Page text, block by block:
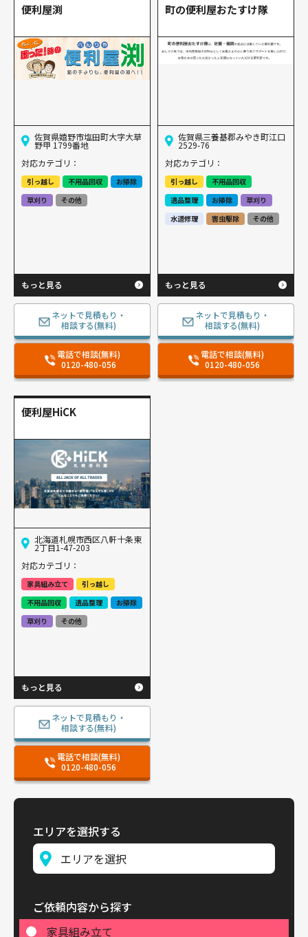
便利屋渕
佐賀県嬉野市塩田町大字大草
野甲 1799番地
対応カテゴリ：
引っ越し 不用品回収
お掃除
草刈り
その他
もっと見る
ネットで見積もり・
相談する(無料)
電話で相談(無料)
0120-480-056
町の便利屋おたすけ隊
佐賀県三養基郡みやき町江口
2529-76
対応カテゴリ：
引っ越し
不用品回収
遺品整理
お掃除
草刈り
水道修理
害虫駆除 その他
もっと見る
ネットで見積もり・
相談する(無料)
電話で相談(無料)
0120-480-056
便利屋HiCK
北海道札幌市西区八軒十条東
2丁目1-47-203
対応カテゴリ：
家具組み立て
引っ越し
不用品回収
遺品整理
お掃除
草刈り
その他
もっと見る
ネットで見積もり・
相談する(無料)
電話で相談(無料)
0120-480-056
エリアを選択する
ご依頼内容から探す
家具組み立て